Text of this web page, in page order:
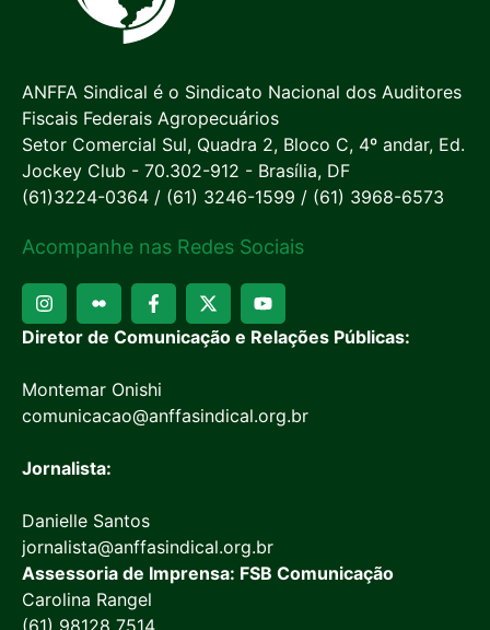
ANFFA Sindical é o Sindicato Nacional dos Auditores
Fiscais Federais Agropecuários
Setor Comercial Sul, Quadra 2, Bloco C, 4º andar, Ed.
Jockey Club - 70.302-912 - Brasília, DF
(61)3224-0364 / (61) 3246-1599 / (61) 3968-6573
Acompanhe nas Redes Sociais
Diretor de Comunicação e Relações Públicas:
Montemar Onishi
comunicacao@anffasindical.org.br
Jornalista:
Danielle Santos
jornalista@anffasindical.org.br
Assessoria de Imprensa: FSB Comunicação
Carolina Rangel